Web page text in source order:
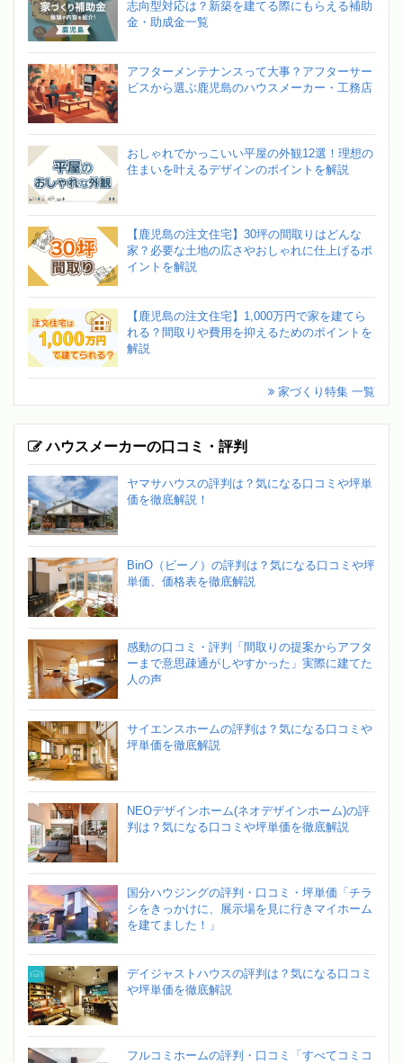
志向型対応は？新築を建てる際にもらえる補助
金・助成金一覧
アフターメンテナンスって大事？アフターサー
ビスから選ぶ鹿児島のハウスメーカー・工務店
おしゃれでかっこいい平屋の外観12選！理想の
住まいを叶えるデザインのポイントを解説
【鹿児島の注文住宅】30坪の間取りはどんな
家？必要な土地の広さやおしゃれに仕上げるポ
イントを解説
【鹿児島の注文住宅】1,000万円で家を建てら
れる？間取りや費用を抑えるためのポイントを
解説
家づくり特集 一覧
ハウスメーカーの口コミ・評判
ヤマサハウスの評判は？気になる口コミや坪単
価を徹底解説！
BinO（ビーノ）の評判は？気になる口コミや坪
単価、価格表を徹底解説
感動の口コミ・評判「間取りの提案からアフタ
ーまで意思疎通がしやすかった」実際に建てた
人の声
サイエンスホームの評判は？気になる口コミや
坪単価を徹底解説
NEOデザインホーム(ネオデザインホーム)の評
判は？気になる口コミや坪単価を徹底解説
国分ハウジングの評判・口コミ・坪単価「チラ
シをきっかけに、展示場を見に行きマイホーム
を建てました！」
デイジャストハウスの評判は？気になる口コミ
や坪単価を徹底解説
フルコミホームの評判・口コミ「すべてコミコ